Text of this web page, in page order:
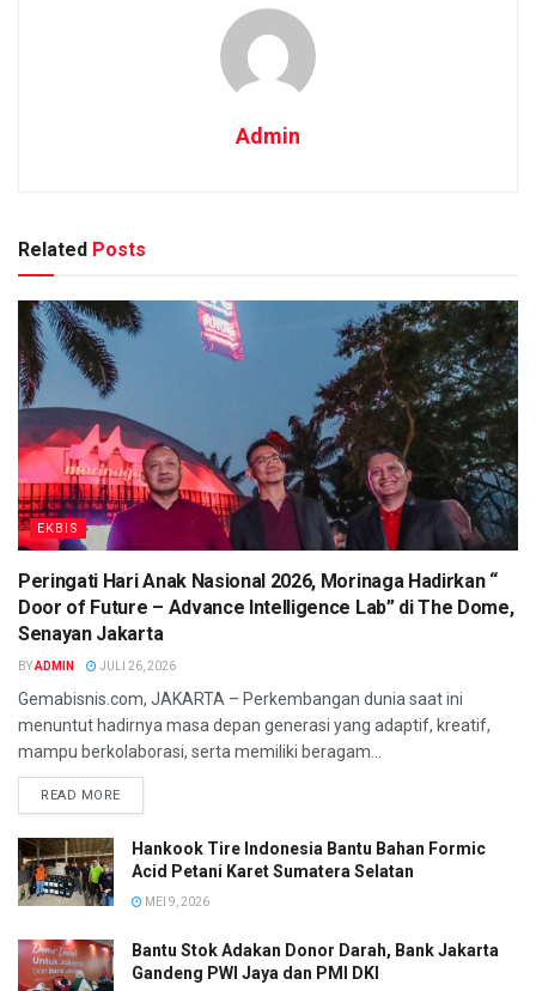
Admin
Related Posts
EKBIS
Peringati Hari Anak Nasional 2026, Morinaga Hadirkan “
Door of Future – Advance Intelligence Lab” di The Dome,
Senayan Jakarta
BYADMIN JULI 26, 2026
Gemabisnis.com, JAKARTA – Perkembangan dunia saat ini
menuntut hadirnya masa depan generasi yang adaptif, kreatif,
mampu berkolaborasi, serta memiliki beragam...
READ MORE
Hankook Tire Indonesia Bantu Bahan Formic
Acid Petani Karet Sumatera Selatan
MEI 9, 2026
Bantu Stok Adakan Donor Darah, Bank Jakarta
Gandeng PWI Jaya dan PMI DKI